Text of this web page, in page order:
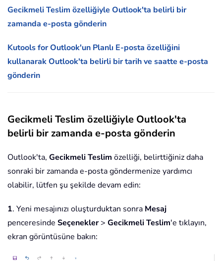
Gecikmeli Teslim özelliğiyle Outlook'ta belirli bir
zamanda e-posta gönderin
Kutools for Outlook'un Planlı E-posta özelliğini
kullanarak Outlook'ta belirli bir tarih ve saatte e-posta
gönderin
Gecikmeli Teslim özelliğiyle Outlook'ta
belirli bir zamanda e-posta gönderin
Outlook'ta, Gecikmeli Teslim özelliği, belirttiğiniz daha
sonraki bir zamanda e-posta göndermenize yardımcı
olabilir, lütfen şu şekilde devam edin:
1. Yeni mesajınızı oluşturduktan sonra Mesaj
penceresinde Seçenekler> Gecikmeli Teslim'e tıklayın,
ekran görüntüsüne bakın: